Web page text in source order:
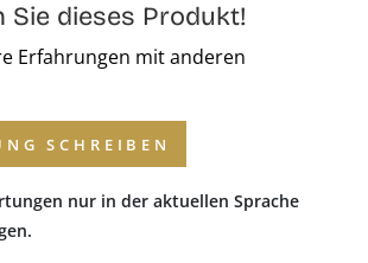
Sie dieses Produkt!
Erfahrungen mit anderen
SCHREIBEN
nur in der aktuellen Sprache